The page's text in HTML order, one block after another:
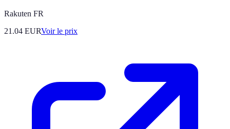
Rakuten FR
21.04 EURVoir le prix